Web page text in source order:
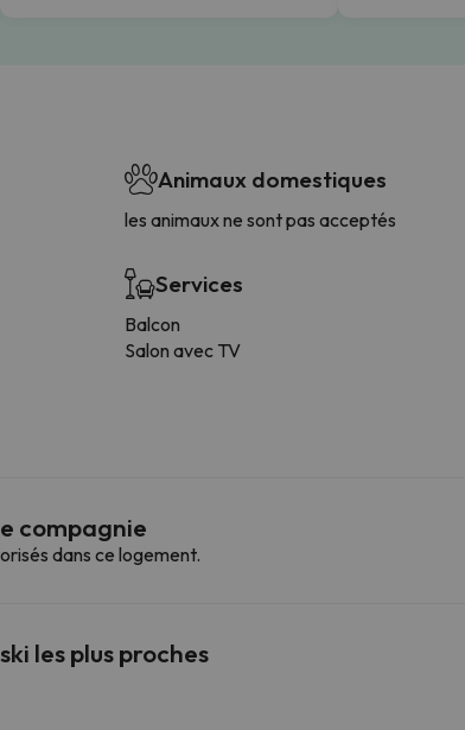
Animaux domestiques
les animaux ne sont pas acceptés
Services
Balcon
Salon avec TV
compagnie
dans ce logement.
les plus proches